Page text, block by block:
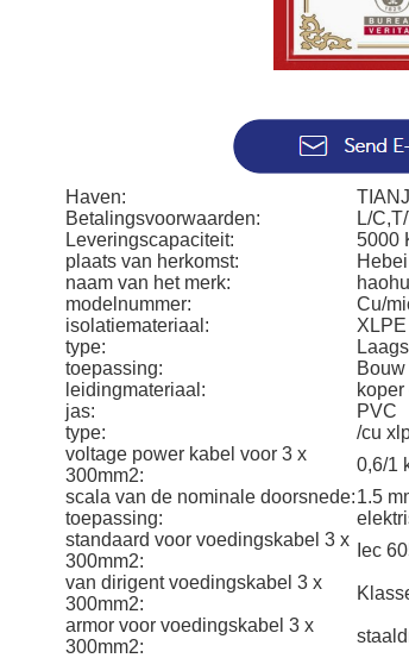
Haven:
Betalingsvoorwaarden:
L/
Leveringscapaciteit:
5000
plaats van herkomst:
naam van het merk:
modelnummer:
Cu/
isolatiemateriaal:
XLPE
type:
toepassing:
Bouw
leidingmateriaal:
jas:
PVC
type:
/cu
voltage power kabel voor 3 x
300mm2:
0,6/1
scala van de nominale doorsnede:1.5
toepassing:
standaard voor voedingskabel 3 x
300mm2:
Iec
van dirigent voedingskabel 3 x
300mm2:
armor voor voedingskabel 3 x
300mm2: